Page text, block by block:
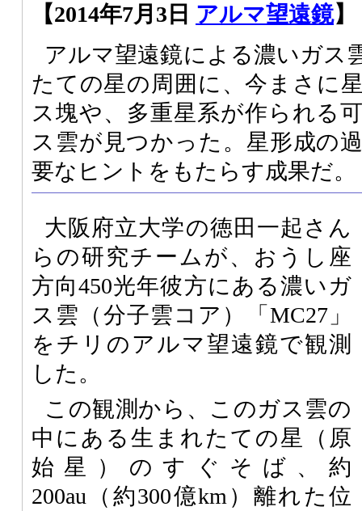
【2014年7月3日 アルマ望遠鏡】
アルマ望遠鏡による濃いガス
たての星の周囲に、今まさに
ス塊や、多重星系が作られる
ス雲が見つかった。星形成の
要なヒントをもたらす成果だ。
大阪府立大学の徳田一起さん
らの研究チームが、おうし座
方向450光年彼方にある濃いガ
ス雲（分子雲コア）「MC27」
をチリのアルマ望遠鏡で観測
した。
この観測から、このガス雲の
中にある生まれたての星（原
始星）のすぐそば、約
200au（約300億km）離れた位